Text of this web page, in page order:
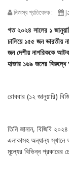
নিজস্ব প্রতিবেদক :
গত ২০২৪ সালের ১
চালিয়ে ১৫৫ জন ভারতীয়
জন দেশীয় নাগরিককে
হাজার ১৬৯ জনের
রোববার (১২ জানুয়ারি)
তিনি জানান, বিজিবি
এলাকাসহ অন্যান্য স্থানে
মূল্যের বিভিন্ন প্রকারের